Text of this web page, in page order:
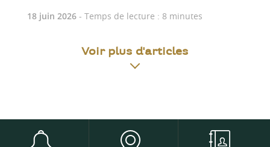
18 juin 2026- Temps de lecture : 8 minutes
Voir plus d'articles